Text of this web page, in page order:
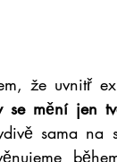
že uvnitř
se mění jen
sama na